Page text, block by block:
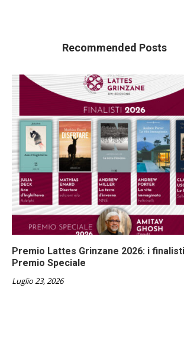
Recommended Posts
Premio Lattes Grinzane 2026: i
Premio Speciale
Luglio 23, 2026